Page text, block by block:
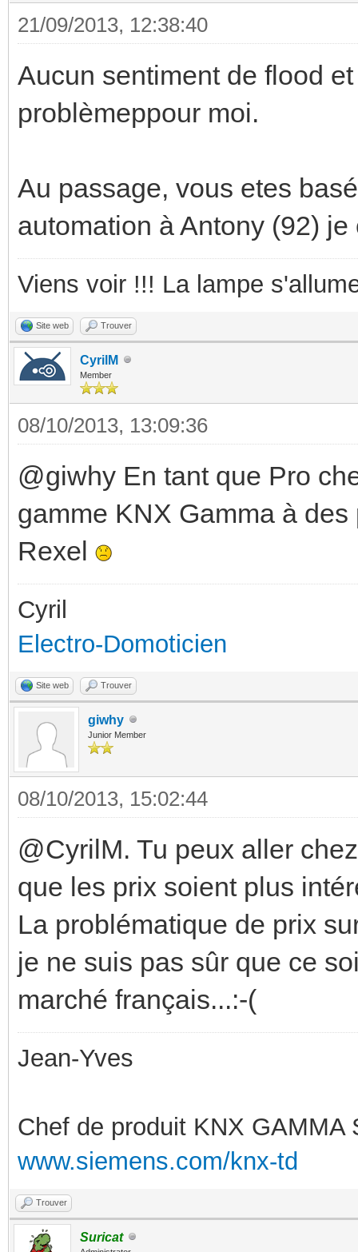
21/09/2013, 12:38:40
Aucun sentiment de flood
problèmeppour moi.
Au passage, vous etes
automation à Antony (92) je
Viens voir !!! La lampe
Site web Trouver
CyrilM
Member
08/10/2013, 13:09:36
@giwhy En tant que Pro
gamme KNX Gamma à
Rexel
Cyril
Electro-Domoticien
Site web Trouver
giwhy
Junior Member
08/10/2013, 15:02:44
@CyrilM. Tu peux aller
que les prix soient plus
La problématique de prix
je ne suis pas sûr que ce
marché français...:-(
Jean-Yves
Chef de produit KNX GAMMA
www.siemens.com/knx-td
Trouver
Suricat